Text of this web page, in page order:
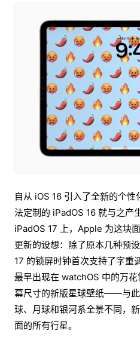
自从 iOS 16 引入了全新的个
法定制的 iPadOS 16 就与之产
iPadOS 17 上，Apple 为这块
更新的设想：除了原本几种预
17 的锁屏时钟首次支持了字重
最早出现在 watchOS 中的万
幕尺寸的新版星球壁纸——与
球、月球和银河系全景不同，
面的所有行星。